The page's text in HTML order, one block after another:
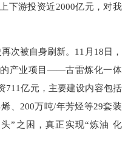
下游投资近2000亿元，对我
被自身刷新。11月18日，
产业项目——古雷炼化一体
711亿元，主要建设内容包括
、200万吨/年芳烃等29套装
”之困，真正实现“炼油 化